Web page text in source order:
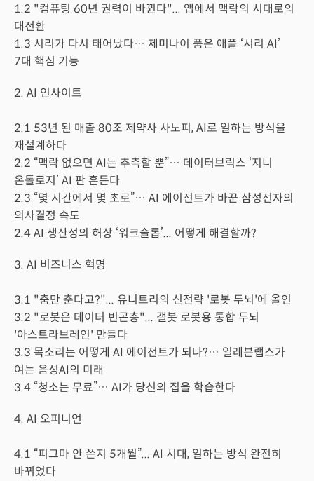
1.2 "컴퓨팅 60년 권력이 바뀐다"... 앱에서 맥락의 시대로의
대전환
1.3 시리가 다시 태어났다… 제미나이 품은 애플 ‘시리 AI’
7대 핵심 기능
2. AI 인사이트
2.1 53년 된 매출 80조 제약사 사노피, AI로 일하는 방식을
재설계하다
2.2 “맥락 없으면 AI는 추측할 뿐”… 데이터브릭스 ‘지니
온톨로지’ AI 판 흔든다
2.3 “몇 시간에서 몇 초로”… AI 에이전트가 바꾼 삼성전자의
의사결정 속도
2.4 AI 생산성의 허상 ‘워크슬롭’... 어떻게 해결할까?
3. AI 비즈니스 혁명
3.1 "춤만 춘다고?"... 유니트리의 신전략 '로봇 두뇌'에 올인
3.2 "로봇은 데이터 빈곤층"... 갤봇 로봇용 통합 두뇌
'아스트라브레인' 만들다
3.3 목소리는 어떻게 AI 에이전트가 되나?… 일레븐랩스가
여는 음성AI의 미래
3.4 “청소는 무료”… AI가 당신의 집을 학습한다
4. AI 오피니언
4.1 “피그마 안 쓴지 5개월”... AI 시대, 일하는 방식 완전히
바뀌었다